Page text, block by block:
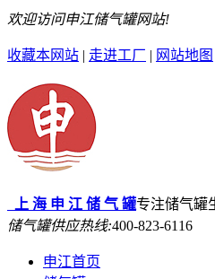
欢迎访问申江储气罐网站!
收藏本网站 | 走进工厂 | 网站地图
上 海 申 江 储 气 罐专注储气罐
储气罐供应热线:400-823-6116
申江首页